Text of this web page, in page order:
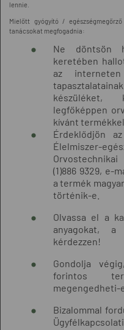
lennie.
Mielőtt gyógyító /
tanácsokat megfogadnia:
Ne döntsön
keretében
az
készüléket,
legfőképpen
kívánt
Érdeklődjön
Élelmiszer-
(1)886 9329, e-
a termék
történik-e.
Olvassa el a
anyagokat,
kérdezzen!
Gondolja
forintos
megengedheti-
Bizalommal